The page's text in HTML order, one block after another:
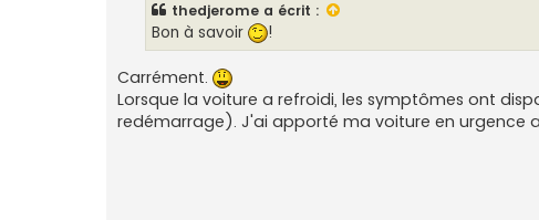
thedjerome a écrit :
Bon à savoir !
Carrément.
Lorsque la voiture a refroidi, les symptômes ont
redémarrage). J'ai apporté ma voiture en urgence